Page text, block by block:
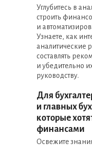
Углубитесь в
строить
и
Узнаете, как
аналитические
составлять
и убедительно
руководству.
Для
и главных
которые
финансами
Освежите